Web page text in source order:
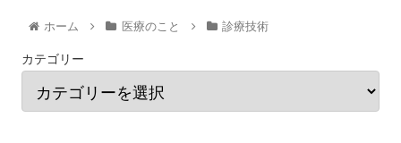
ホーム 医療のこと 診療技術
カテゴリー